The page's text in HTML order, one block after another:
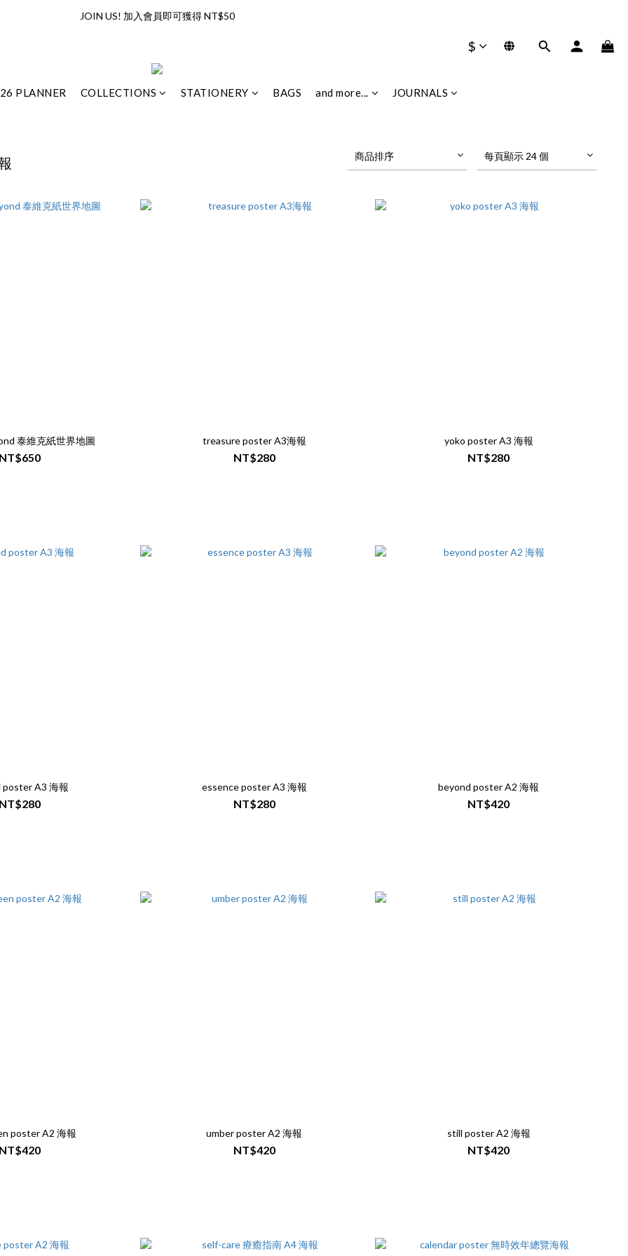
全館滿兩千享免運優惠（限台灣地區）
JOIN US! 加入會員即可獲得 NT$50
$
PLANNER COLLECTIONS STATIONERY BAGS and more... JOURNALS
商品排序 每頁顯示 24 個
泰維克紙世界地圖
NT$650
treasure poster A3海報
NT$280
yoko poster A3 海報
NT$280
A3 海報
NT$280
essence poster A3 海報
NT$280
beyond poster A2 海報
NT$420
poster A2 海報
NT$420
umber poster A2 海報
NT$420
still poster A2 海報
NT$420